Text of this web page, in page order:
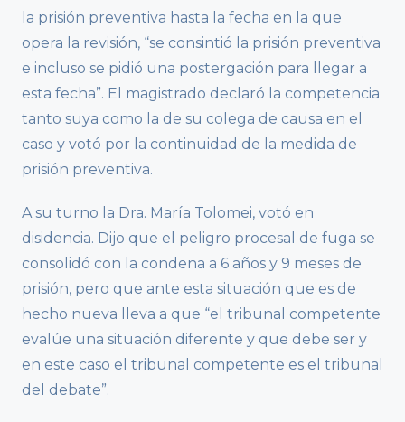
la prisión preventiva hasta la fecha en la que
opera la revisión, “se consintió la prisión preventiva
e incluso se pidió una postergación para llegar a
esta fecha”. El magistrado declaró la competencia
tanto suya como la de su colega de causa en el
caso y votó por la continuidad de la medida de
prisión preventiva.
A su turno la Dra. María Tolomei, votó en
disidencia. Dijo que el peligro procesal de fuga se
consolidó con la condena a 6 años y 9 meses de
prisión, pero que ante esta situación que es de
hecho nueva lleva a que “el tribunal competente
evalúe una situación diferente y que debe ser y
en este caso el tribunal competente es el tribunal
del debate”.